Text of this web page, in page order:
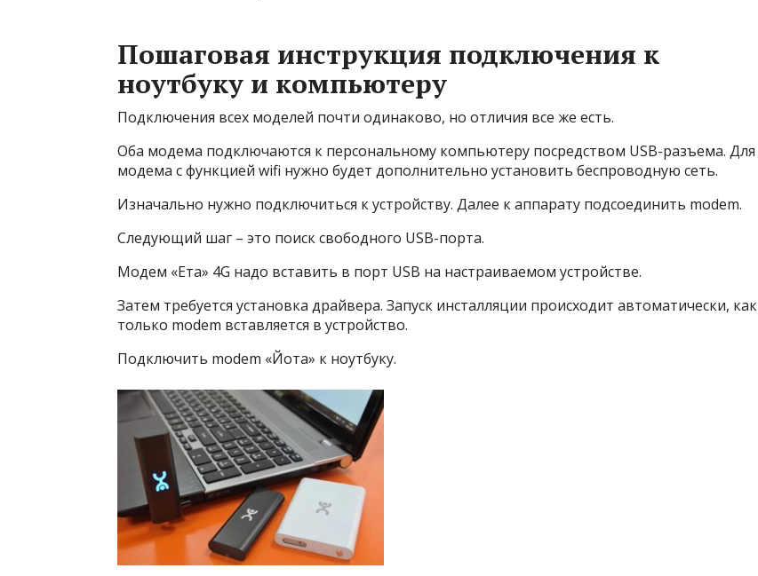
Пошаговая инструкция подключения к
ноутбуку и компьютеру
Подключения всех моделей почти одинаково, но отличия все же есть.
Оба модема подключаются к персональному компьютеру посредством USB-разъема. Для
модема с функцией wifi нужно будет дополнительно установить беспроводную сеть.
Изначально нужно подключиться к устройству. Далее к аппарату подсоединить modem.
Следующий шаг – это поиск свободного USB-порта.
Модем «Ета» 4G надо вставить в порт USB на настраиваемом устройстве.
Затем требуется установка драйвера. Запуск инсталляции происходит автоматически, как
только modem вставляется в устройство.
Подключить modem «Йота» к ноутбуку.